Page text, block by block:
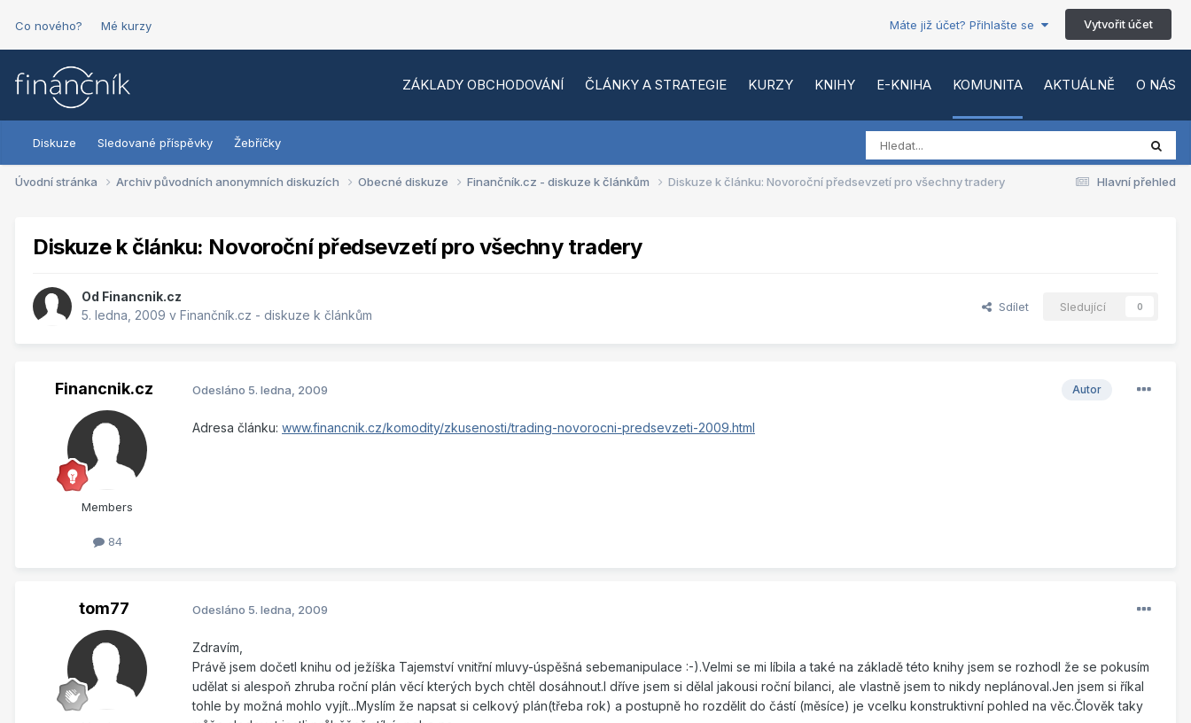
Co nového? Mé kurzy Máte již účet? Přihlašte se Vytvořit účet
ZÁKLADY OBCHODOVÁNÍ ČLÁNKY A STRATEGIE KURZY KNIHY E-KNIHA KOMUNITA AKTUÁLNĚ O NÁS
Diskuze Sledované příspěvky Žebříčky
Hlavní přehled
Úvodní stránka Archiv původních anonymních diskuzích Obecné diskuze Finančník.cz - diskuze k článkům Diskuze k článku: Novoroční předsevzetí pro všechny tradery
Diskuze k článku: Novoroční předsevzetí pro všechny tradery
Od Financnik.cz
5. ledna, 2009 v Finančník.cz - diskuze k článkům
Sdílet Sledující 0
Financnik.cz
Members
84
Autor
Odesláno 5. ledna, 2009
Adresa článku: www.financnik.cz/komodity/zkusenosti/trading-novorocni-predsevzeti-2009.html
tom77 Odesláno 5. ledna, 2009
Zdravím,
Právě jsem dočetl knihu od ježíška Tajemství vnitřní mluvy-úspěšná sebemanipulace :-).Velmi se mi líbila a také na základě této knihy jsem se rozhodl že se pokusím
udělat si alespoň zhruba roční plán věcí kterých bych chtěl dosáhnout.I dříve jsem si dělal jakousi roční bilanci, ale vlastně jsem to nikdy neplánoval.Jen jsem si říkal
tohle by možná mohlo vyjít...Myslím že napsat si celkový plán(třeba rok) a postupně ho rozdělit do částí (měsíce) je vcelku konstruktivní pohled na věc.Člověk taky